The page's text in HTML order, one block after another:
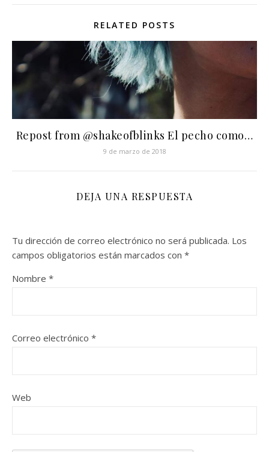
RELATED POSTS
Repost from @shakeofblinks El pecho como…
9 de marzo de 2018
DEJA UNA RESPUESTA
Tu dirección de correo electrónico no será publicada. Los
campos obligatorios están marcados con *
Nombre *
Correo electrónico *
Web